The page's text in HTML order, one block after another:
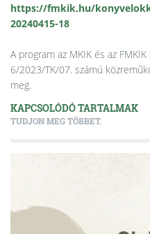
https://fmkik.hu/
20240415-18
A program az MKIK és az
6/2023/TK/07. számú
meg.
KAPCSOLÓDÓ TARTALMAK
TUDJON MEG TÖBBET.